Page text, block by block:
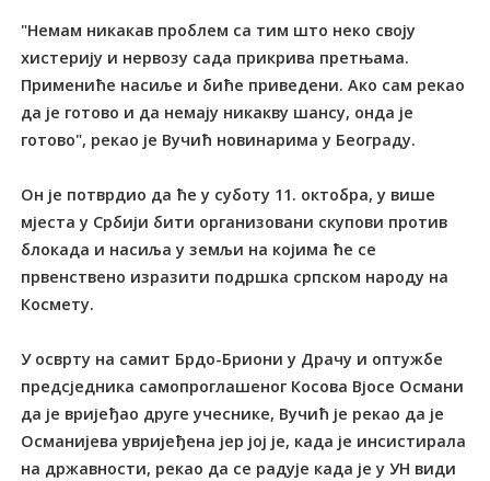
"Немам никакав проблем са тим што неко своју
хистерију и нервозу сада прикрива претњама.
Примениће насиље и биће приведени. Ако сам рекао
да је готово и да немају никакву шансу, онда је
готово", рекао је Вучић новинарима у Београду.
Он је потврдио да ће у суботу 11. октобра, у више
мјеста у Србији бити организовани скупови против
блокада и насиља у земљи на којима ће се
првенствено изразити подршка српском народу на
Космету.
У осврту на самит Брдо-Бриони у Драчу и оптужбе
предсједника самопроглашеног Косова Вјосе Османи
да је вријеђао друге учеснике, Вучић је рекао да је
Османијева увријеђена јер јој је, када је инсистирала
на државности, рекао да се радује када је у УН види